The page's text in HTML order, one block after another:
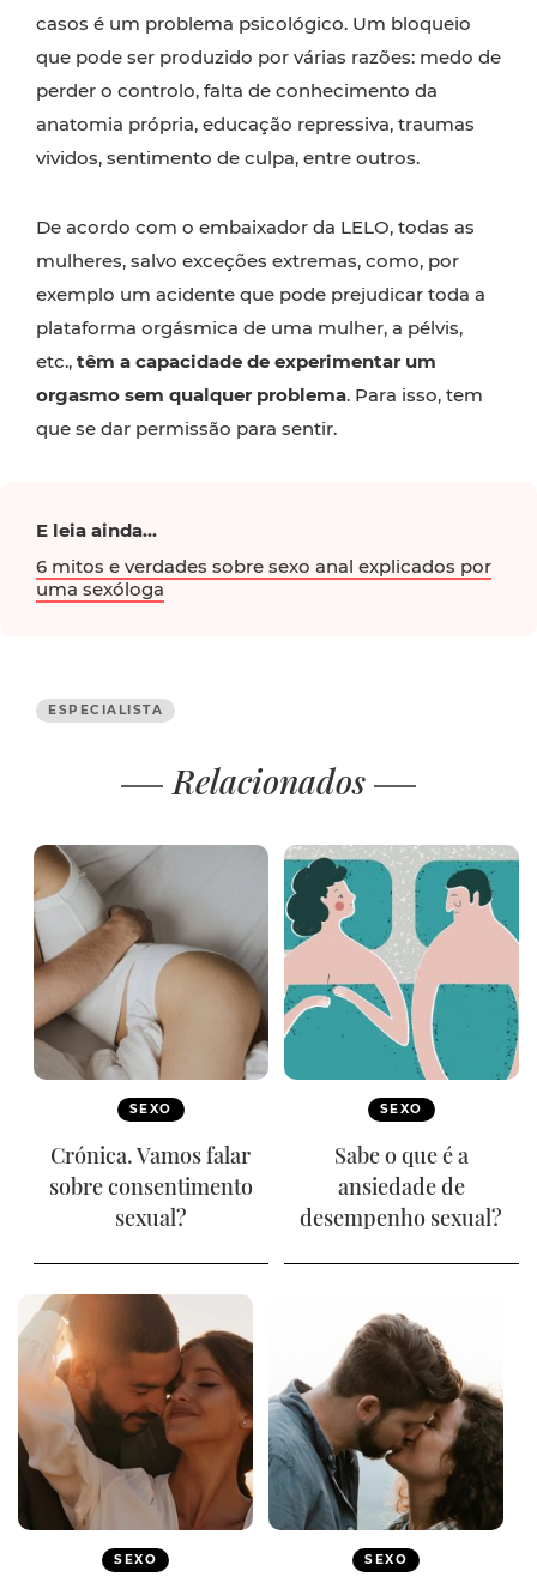
casos é um problema psicológico. Um bloqueio
que pode ser produzido por várias razões: medo de
perder o controlo, falta de conhecimento da
anatomia própria, educação repressiva, traumas
vividos, sentimento de culpa, entre outros.
De acordo com o embaixador da LELO, todas as
mulheres, salvo exceções extremas, como, por
exemplo um acidente que pode prejudicar toda a
plataforma orgásmica de uma mulher, a pélvis,
etc., têm a capacidade de experimentar um
orgasmo sem qualquer problema. Para isso, tem
que se dar permissão para sentir.
E leia ainda...
6 mitos e verdades sobre sexo anal explicados por
uma sexóloga
ESPECIALISTA
Relacionados
SEXO
Crónica. Vamos falar
sobre consentimento
sexual?
SEXO
Sabe o que é a
ansiedade de
desempenho sexual?
SEXO SEXO